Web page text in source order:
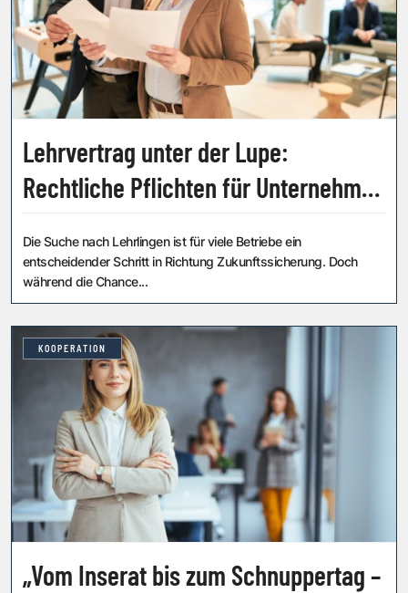
Lehrvertrag unter der Lupe:
Rechtliche Pflichten für Unternehmer
Die Suche nach Lehrlingen ist für viele Betriebe ein
entscheidender Schritt in Richtung Zukunftssicherung. Doch
während die Chance...
KOOPERATION
„Vom Inserat bis zum Schnuppertag –